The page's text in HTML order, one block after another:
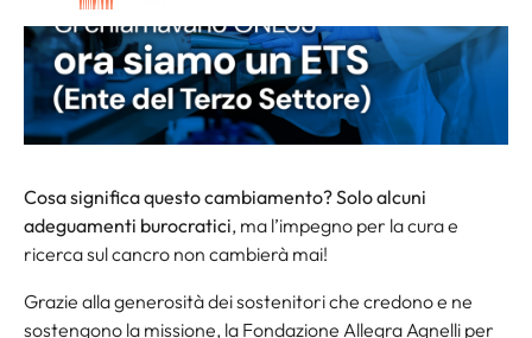
Cosa significa questo cambiamento? Solo alcuni
adeguamenti burocratici, ma l’impegno per la cura e
ricerca sul cancro non cambierà mai!
Grazie alla generosità dei sostenitori che credono e ne
sostengono la missione, la Fondazione Allegra Agnelli per